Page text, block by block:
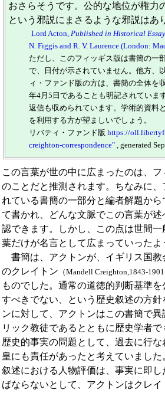
おさらそうです。公的な地位が権力
という邪説にまさるような邪説はあ
Lord Acton, Published in Historical
N. Figgis and R. V. Laurence (London:
ただし、このフィッギス版は書簡の一
で、日付が示されていません。他方、
ィ・ファンド版の方は、書簡の全体を
年4月5日であることも明記されていま
返信も収められています。学術的資料
を利用する方が望ましいでしょう。
リバティ・ファンド版 https://
creighton-correspondence" , generated
この言葉が世の中に広まったのは、
のことだと推測されます。ちなみに、
れている書簡の一部分と編者解題か
て書かれ、どんな文脈でこの言葉が
認できます。しかし、この点は世間
葉だけが名言として広まっていったよ
書簡は、アクトンが、イギリス国教
のクレイトン （Mandell Creighton,1843-1901
ものでした。通常の道徳的判断基準
すべきでない、という歴史叙述の方針
ンに対して、アクトンはこの書簡で異
リック教徒であるとともに歴史学者で
歴史的事実の問題として、過去に行
皇にも責任があったと考えていまし
叙述における人物評価は、事実に即
ばならないとして、アクトンはクレ